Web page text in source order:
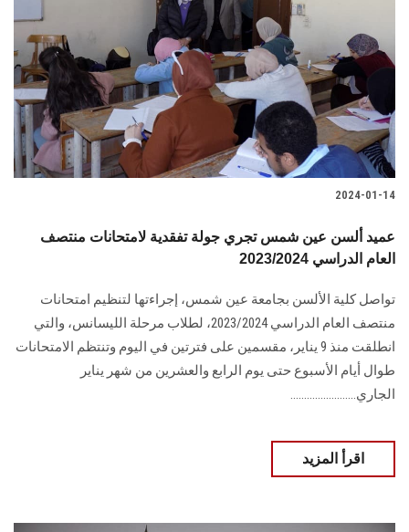
2024-01-14
عميد ألسن عين شمس تجري جولة تفقدية لامتحانات منتصف
العام الدراسي 2023/2024
تواصل كلية الألسن بجامعة عين شمس، إجراءتها لتنظيم امتحانات
منتصف العام الدراسي 2023/2024، لطلاب مرحلة الليسانس، والتي
انطلقت منذ 9 يناير، مقسمين على فترتين في اليوم وتنتظم الامتحانات
طوال أيام الأسبوع حتى يوم الرابع والعشرين من شهر يناير
الجاري........................
اقرأ المزيد